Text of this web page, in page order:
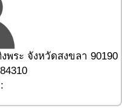
พระ จังหวัดสงขลา 90190